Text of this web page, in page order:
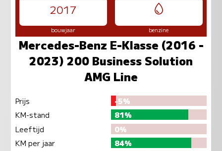
2017
bouwjaar benzine
Mercedes-Benz E-Klasse (2016 -
2023) 200 Business Solution
AMG Line
Prijs
-5%
KM-stand
81%
Leeftijd
0%
KM per jaar
84%